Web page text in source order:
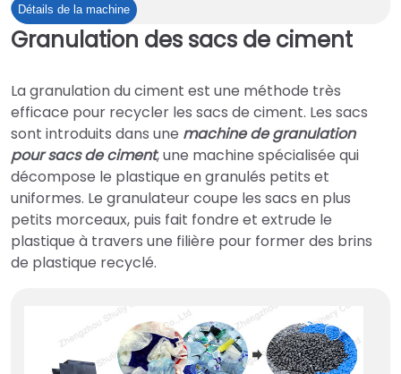
Détails de la machineCuve
rinçage
froid
pour
film
plastique
Granulation des sacs de ciment
La granulation du ciment est une méthode très
efficace pour recycler les sacs de ciment. Les sacs
sont introduits dans une machine de granulation
pour sacs de ciment, une machine spécialisée qui
décompose le plastique en granulés petits et
uniformes. Le granulateur coupe les sacs en plus
petits morceaux, puis fait fondre et extrude le
plastique à travers une filière pour former des brins
de plastique recyclé.